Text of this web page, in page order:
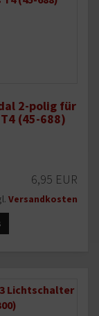
2-polig für
(45-688)
6,95 EUR
Versandkosten